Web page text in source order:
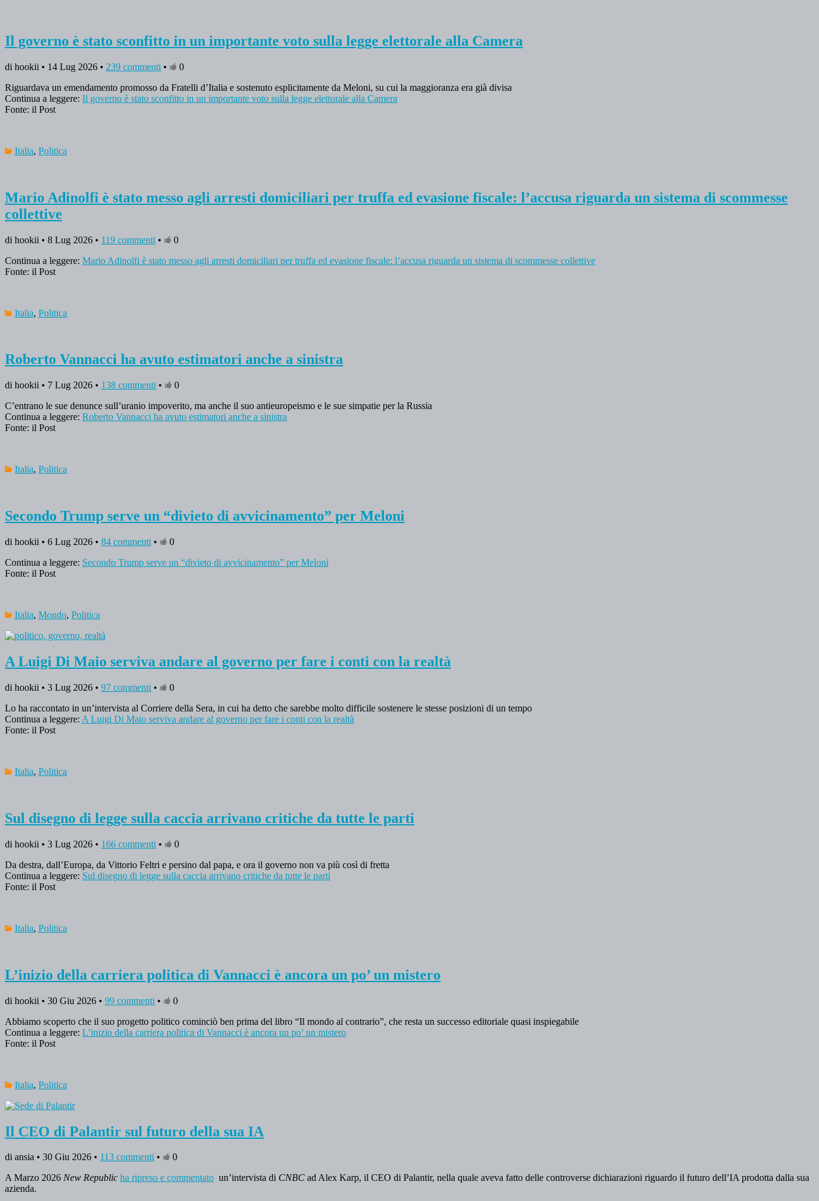
Il governo è stato sconfitto in un importante voto sulla legge elettorale alla Camera
di hookii • 14 Lug 2026 • 239 commenti •
0
Riguardava un emendamento promosso da Fratelli d’Italia e sostenuto esplicitamente da Meloni, su cui la maggioranza era già divisa
Continua a leggere: Il governo è stato sconfitto in un importante voto sulla legge elettorale alla Camera
Fonte: il Post
Italia, Politica
Mario Adinolfi è stato messo agli arresti domiciliari per truffa ed evasione fiscale: l’accusa riguarda un sistema di scommesse
collettive
di hookii • 8 Lug 2026 • 119 commenti •
0
Continua a leggere: Mario Adinolfi è stato messo agli arresti domiciliari per truffa ed evasione fiscale: l’accusa riguarda un sistema di scommesse collettive
Fonte: il Post
Italia, Politica
Roberto Vannacci ha avuto estimatori anche a sinistra
di hookii • 7 Lug 2026 • 138 commenti •
0
C’entrano le sue denunce sull’uranio impoverito, ma anche il suo antieuropeismo e le sue simpatie per la Russia
Continua a leggere: Roberto Vannacci ha avuto estimatori anche a sinistra
Fonte: il Post
Italia, Politica
Secondo Trump serve un “divieto di avvicinamento” per Meloni
di hookii • 6 Lug 2026 • 84 commenti •
0
Continua a leggere: Secondo Trump serve un “divieto di avvicinamento” per Meloni
Fonte: il Post
Italia, Mondo, Politica
A Luigi Di Maio serviva andare al governo per fare i conti con la realtà
di hookii • 3 Lug 2026 • 97 commenti •
0
Lo ha raccontato in un’intervista al Corriere della Sera, in cui ha detto che sarebbe molto difficile sostenere le stesse posizioni di un tempo
Continua a leggere: A Luigi Di Maio serviva andare al governo per fare i conti con la realtà
Fonte: il Post
Italia, Politica
Sul disegno di legge sulla caccia arrivano critiche da tutte le parti
di hookii • 3 Lug 2026 • 166 commenti •
0
Da destra, dall’Europa, da Vittorio Feltri e persino dal papa, e ora il governo non va più così di fretta
Continua a leggere: Sul disegno di legge sulla caccia arrivano critiche da tutte le parti
Fonte: il Post
Italia, Politica
L’inizio della carriera politica di Vannacci è ancora un po’ un mistero
di hookii • 30 Giu 2026 • 99 commenti •
0
Abbiamo scoperto che il suo progetto politico cominciò ben prima del libro “Il mondo al contrario”, che resta un successo editoriale quasi inspiegabile
Continua a leggere: L’inizio della carriera politica di Vannacci è ancora un po’ un mistero
Fonte: il Post
Italia, Politica
Il CEO di Palantir sul futuro della sua IA
di ansia • 30 Giu 2026 • 113 commenti •
0
A Marzo 2026 New Republic ha ripreso e commentato un’intervista di CNBC ad Alex Karp, il CEO di Palantir, nella quale aveva fatto delle controverse dichiarazioni riguardo il futuro dell’IA prodotta dalla sua
azienda.